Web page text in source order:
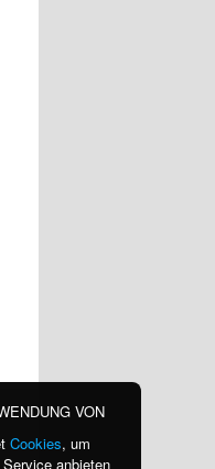
VON
Cookies, um
anbieten